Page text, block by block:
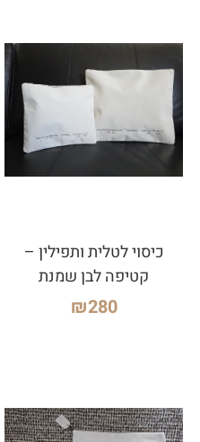
כיסוי לטלית ותפילין –
קטיפה לבן שמנת
₪280